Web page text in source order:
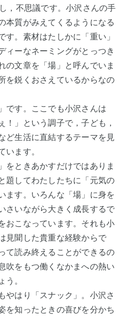
，不思議です。小沢さんの手
本質がみえてくるようになる
。素材はたしかに「重い」
ィーなネーミングがとっつき
の文章を「場」と呼んでいま
を鋭くおさえているからなの
です。ここでも小沢さんは
！」という調子で，子ども，
ど生活に直結するテーマを見
ます。
をときあかすだけではありま
題してわたしたちに「元気の
ます。いろんな「場」に身を
さいながら大きく成長するで
おこなっています。それも小
見聞した貴重な経験からで
て読み終えることができるの
吹をもつ働くなかまへの熱い
。
やはり「スナック」。小沢さ
を知ったときの喜びを分かち